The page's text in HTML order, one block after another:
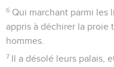
6 Qui marchant parmi les
appris à déchirer la
hommes.
7 Il a désolé leurs palais,